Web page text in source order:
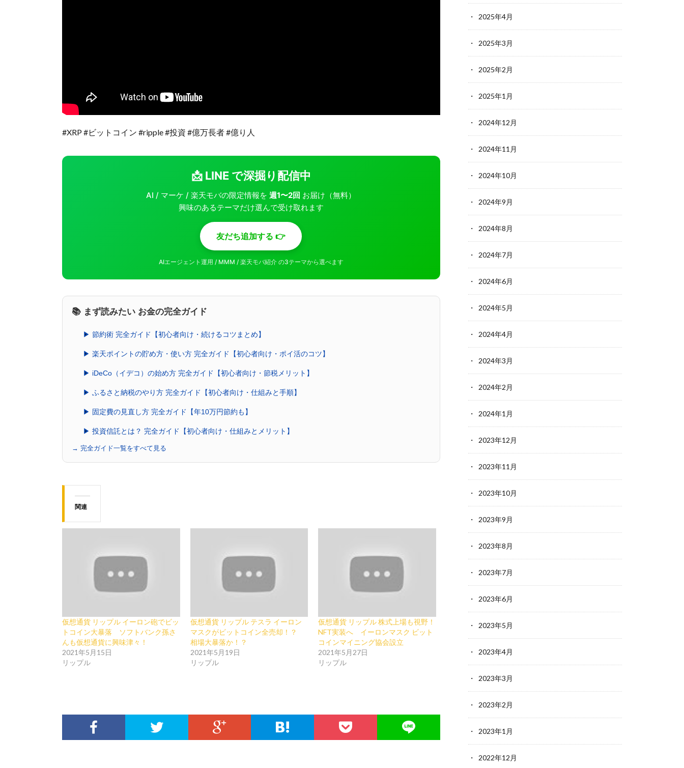
#XRP #ビットコイン #ripple #投資 #億万長者 #億り人
📩 LINE で深掘り配信中
AI / マーケ / 楽天モバの限定情報を週1〜2回 お届け（無料）
興味のあるテーマだけ選んで受け取れます
友だち追加する 👉
AIエージェント運用 / MMM / 楽天モバ紹介 の3テーマから選べます
📚 まず読みたい お金の完全ガイド
▶ 節約術 完全ガイド【初心者向け・続けるコツまとめ】
▶ 楽天ポイントの貯め方・使い方 完全ガイド【初心者向け・ポイ活のコツ】
▶ iDeCo（イデコ）の始め方 完全ガイド【初心者向け・節税メリット】
▶ ふるさと納税のやり方 完全ガイド【初心者向け・仕組みと手順】
▶ 固定費の見直し方 完全ガイド【年10万円節約も】
▶ 投資信託とは？ 完全ガイド【初心者向け・仕組みとメリット】
→ 完全ガイド一覧をすべて見る
関連
仮想通貨 リップル イーロン砲でビッ
トコイン大暴落 ソフトバンク孫さ
んも仮想通貨に興味津々！
2021年5月15日
リップル
仮想通貨 リップル テスラ イーロン
マスクがビットコイン全売却！？
相場大暴落か！？
2021年5月19日
リップル
仮想通貨 リップル 株式上場も視野！
NFT実装へ イーロンマスク ビット
コインマイニング協会設立
2021年5月27日
リップル
2025年4月
2025年3月
2025年2月
2025年1月
2024年12月
2024年11月
2024年10月
2024年9月
2024年8月
2024年7月
2024年6月
2024年5月
2024年4月
2024年3月
2024年2月
2024年1月
2023年12月
2023年11月
2023年10月
2023年9月
2023年8月
2023年7月
2023年6月
2023年5月
2023年4月
2023年3月
2023年2月
2023年1月
2022年12月